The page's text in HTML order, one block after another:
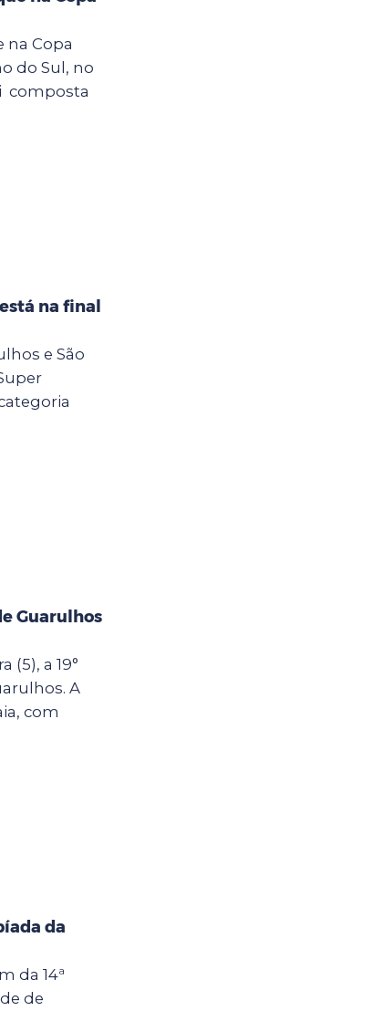
na Copa
do Sul, no
composta
na final
e São
Guarulhos
(5), a 19°
A
com
da
da 14ª
de